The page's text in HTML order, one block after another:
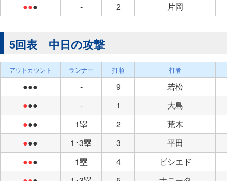
●●● - 2 片岡
5回表 中日の攻撃
アウトカウント ランナー 打順 打者
●●● - 9
若松
●●● - 1
大島
●●● 1塁 2
荒木
●●● 1･3塁 3
平田
●●● 1塁 4
ビシエド